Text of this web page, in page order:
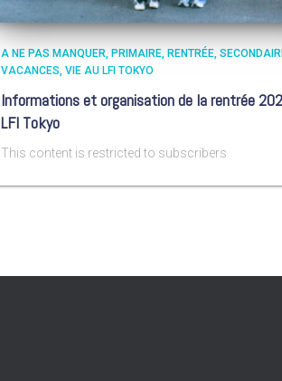
A NE PAS MANQUER PRIMAIRE RENTRÉE
VACANCES VIE AU LFI TOKYO
Informations et organisation de la rentrée
LFI Tokyo
This content is restricted to subscribers